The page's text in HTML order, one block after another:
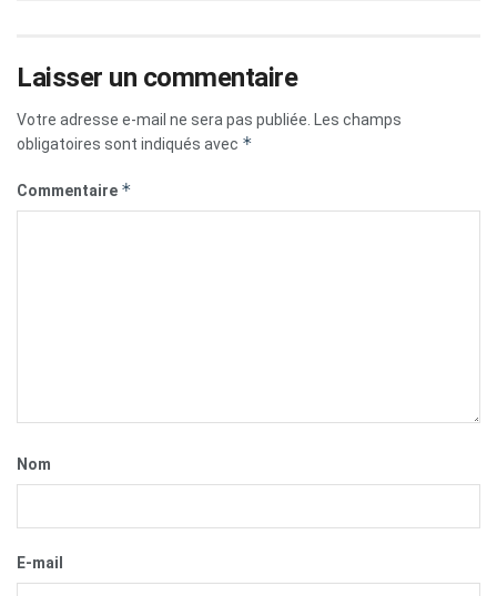
Laisser un commentaire
Votre adresse e-mail ne sera pas publiée.
Les champs
obligatoires sont indiqués avec *
Commentaire *
Nom
E-mail